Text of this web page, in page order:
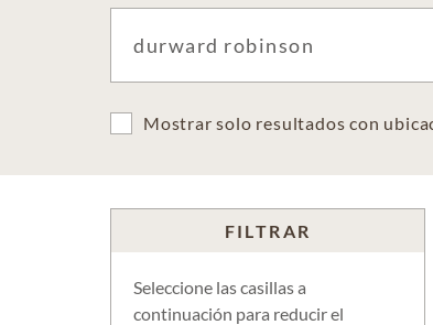
Mostrar solo resultados con
FILTRAR
Seleccione las casillas a
continuación para reducir el